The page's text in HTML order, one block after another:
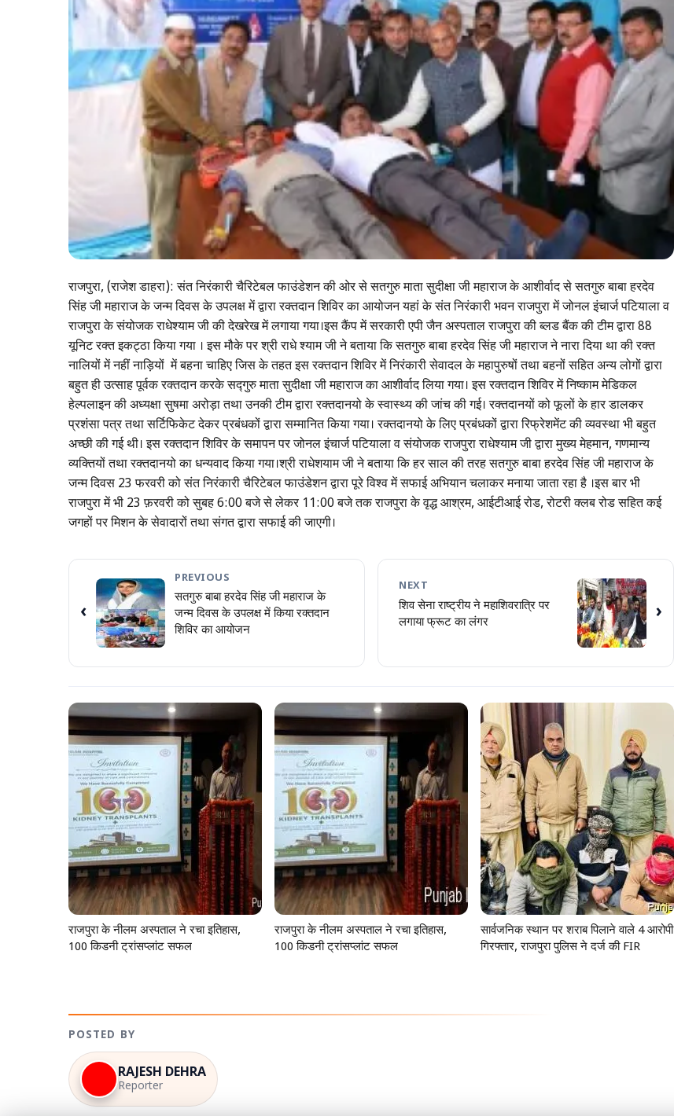
राजपुरा, (राजेश डाहरा): संत निरंकारी चैरिटेबल फाउंडेशन की ओर से सतगुरु माता सुदीक्षा जी महाराज के आशीर्वाद से सतगुरु बाबा हरदेव
सिंह जी महाराज के जन्म दिवस के उपलक्ष में द्वारा रक्तदान शिविर का आयोजन यहां के संत निरंकारी भवन राजपुरा में जोनल इंचार्ज पटियाला व
राजपुरा के संयोजक राधेश्याम जी की देखरेख में लगाया गया।इस कैंप में सरकारी एपी जैन अस्पताल राजपुरा की ब्लड बैंक की टीम द्वारा 88
यूनिट रक्त इकट्ठा किया गया । इस मौके पर श्री राधे श्याम जी ने बताया कि सतगुरु बाबा हरदेव सिंह जी महाराज ने नारा दिया था की रक्त
नालियों में नहीं नाड़ियों में बहना चाहिए जिस के तहत इस रक्तदान शिविर में निरंकारी सेवादल के महापुरुषों तथा बहनों सहित अन्य लोगों द्वारा
बहुत ही उत्साह पूर्वक रक्तदान करके सद्गुरु माता सुदीक्षा जी महाराज का आशीर्वाद लिया गया। इस रक्तदान शिविर में निष्काम मेडिकल
हेल्पलाइन की अध्यक्षा सुषमा अरोड़ा तथा उनकी टीम द्वारा रक्तदानयो के स्वास्थ्य की जांच की गई। रक्तदानयों को फूलों के हार डालकर
प्रशंसा पत्र तथा सर्टिफिकेट देकर प्रबंधकों द्वारा सम्मानित किया गया। रक्तदानयो के लिए प्रबंधकों द्वारा रिफ्रेशमेंट की व्यवस्था भी बहुत
अच्छी की गई थी। इस रक्तदान शिविर के समापन पर जोनल इंचार्ज पटियाला व संयोजक राजपुरा राधेश्याम जी द्वारा मुख्य मेहमान, गणमान्य
व्यक्तियों तथा रक्तदानयो का धन्यवाद किया गया।श्री राधेशयाम जी ने बताया कि हर साल की तरह सतगुरु बाबा हरदेव सिंह जी महाराज के
जन्म दिवस 23 फरवरी को संत निरंकारी चैरिटेबल फाउंडेशन द्वारा पूरे विश्व में सफाई अभियान चलाकर मनाया जाता रहा है ।इस बार भी
राजपुरा में भी 23 फ़रवरी को सुबह 6:00 बजे से लेकर 11:00 बजे तक राजपुरा के वृद्ध आश्रम, आईटीआई रोड, रोटरी क्लब रोड सहित कई
जगहों पर मिशन के सेवादारों तथा संगत द्वारा सफाई की जाएगी।
‹
PREVIOUS
सतगुरु बाबा हरदेव सिंह जी महाराज के
जन्म दिवस के उपलक्ष में किया रक्तदान
शिविर का आयोजन
NEXT
शिव सेना राष्ट्रीय ने महाशिवरात्रि पर
लगाया फ्रूट का लंगर
›
राजपुरा के नीलम अस्पताल ने रचा इतिहास,
100 किडनी ट्रांसप्लांट सफल
राजपुरा के नीलम अस्पताल ने रचा इतिहास,
100 किडनी ट्रांसप्लांट सफल
सार्वजनिक स्थान पर शराब पिलाने वाले 4 आरोपी
गिरफ्तार, राजपुरा पुलिस ने दर्ज की FIR
POSTED BY
RAJESH DEHRA
Reporter